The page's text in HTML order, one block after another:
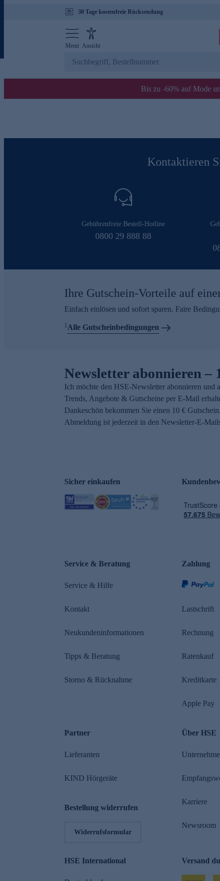
30 Tage kostenfreie Rücksendung
Menü Ansicht
Bis zu -60% auf Mode
Kontaktieren
Gebührenfreie Bestell-Hotline
0800 29 888 88
Ihre Gutschein-Vorteile auf
Einfach einlösen und sofort sparen. Faire
1Alle Gutscheinbedingungen
Newsletter abonnieren –
Ich möchte den HSE-Newsletter abonnieren und
Trends, Angebote & Gutscheine per E-Mail
Dankeschön bekommen Sie einen 10 €
Abmeldung ist jederzeit in den Newsletter-E-
Sicher einkaufen
Service & Beratung
Service & Hilfe
Kontakt
Neukundeninformationen
Tipps & Beratung
Storno & Rücknahme
Zahlung
Lastschrift
Rechnung
Ratenkauf
Kreditkarte
Apple Pay
Partner
Lieferanten
KIND Hörgeräte
Bestellung widerrufen
Widerrufsformular
Über HSE
Karriere
Newsroom
HSE International Versand